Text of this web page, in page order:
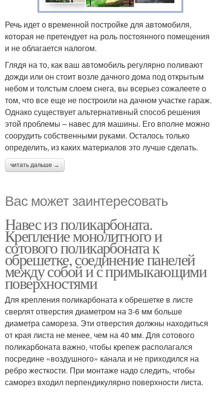
Речь идет о временной постройке для автомобиля,
которая не претендует на роль постоянного помещения
и не облагается налогом.
Глядя на то, как ваш автомобиль регулярно поливают
дожди или он стоит возле дачного дома под открытым
небом и толстым слоем снега, вы всерьез сожалеете о
том, что все еще не построили на дачном участке гараж.
Однако существует альтернативный способ решения
этой проблемы – навес для машины. Его вполне можно
соорудить собственными руками. Осталось только
определить, из каких материалов это лучше сделать.
читать дальше →
Вас может заинтересовать
Навес из поликарбоната.
Крепление монолитного и
сотового поликарбоната к
обрешетке, соединение панелей
между собой и с примыкающими
поверхностями
Для крепления поликарбоната к обрешетке в листе
сверлят отверстия диаметром на 3-6 мм больше
диаметра самореза. Эти отверстия должны находиться
от края листа не менее, чем на 40 мм. Для сотового
поликарбоната важно, чтобы крепеж располагался
посредине «воздушного» канала и не приходился на
ребро жесткости. При монтаже надо следить, чтобы
саморез входил перпендикулярно поверхности листа.